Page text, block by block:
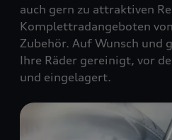
auch gern zu attraktiven
Komplettradangeboten
Zubehör. Auf Wunsch und
Ihre Räder gereinigt, vor
und eingelagert.